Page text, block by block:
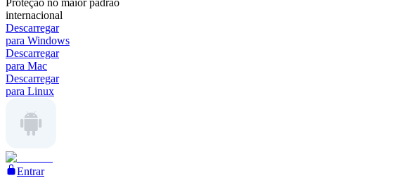
Proteção no maior padrão
internacional
Descarregar
para Windows
Descarregar
para Mac
Descarregar
para Linux
Entrar